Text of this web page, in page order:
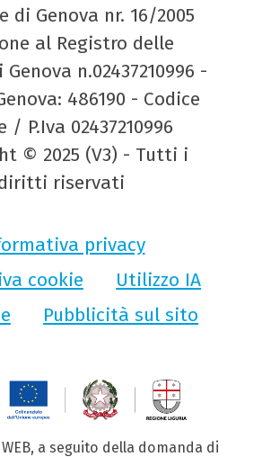
di Genova nr. 16/2005
al Registro delle
n.02437210996 -
486190 - Codice
/ P.Iva 02437210996
© 2025 (V3) - Tutti i
riservati
privacy
cookie
Utilizzo IA
Pubblicità sul sito
WEB, a seguito della domanda di